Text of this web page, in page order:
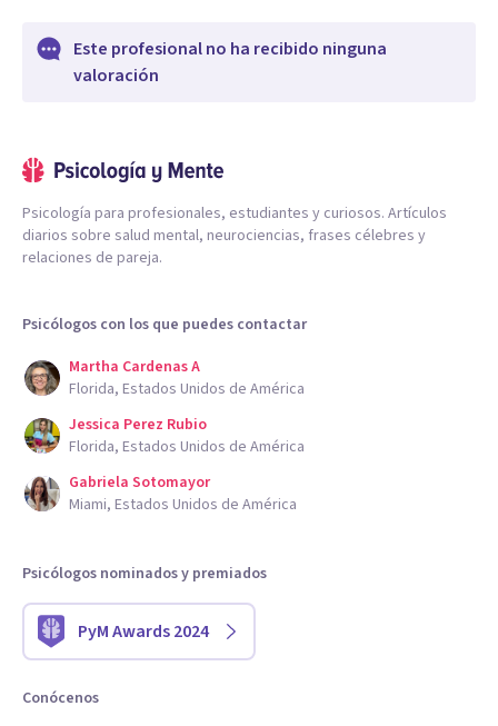
Este profesional no ha recibido ninguna
valoración
Psicología para profesionales, estudiantes y curiosos. Artículos
diarios sobre salud mental, neurociencias, frases célebres y
relaciones de pareja.
Psicólogos con los que puedes contactar
Martha Cardenas A
Florida, Estados Unidos de América
Jessica Perez Rubio
Florida, Estados Unidos de América
Gabriela Sotomayor
Miami, Estados Unidos de América
Psicólogos nominados y premiados
PyM Awards 2024
Conócenos